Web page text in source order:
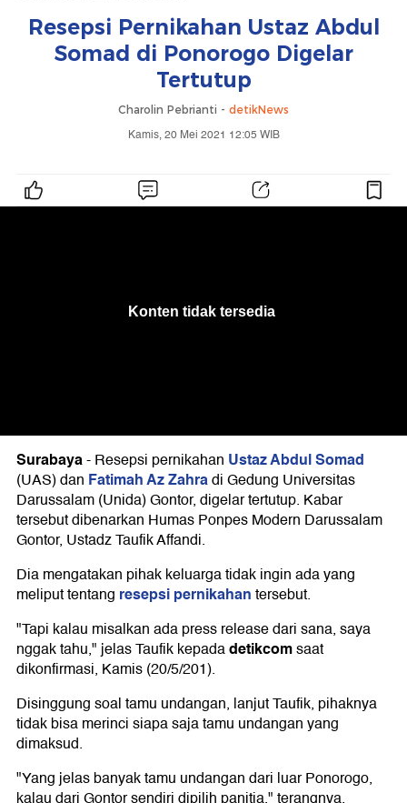
Resepsi Pernikahan Ustaz Abdul
Somad di Ponorogo Digelar
Tertutup
Charolin Pebrianti - detikNews
Kamis, 20 Mei 2021 12:05 WIB
Surabaya-Resepsi pernikahan Ustaz Abdul Somad
(UAS) dan Fatimah Az Zahradi Gedung Universitas
Darussalam (Unida) Gontor, digelar tertutup. Kabar
tersebut dibenarkan Humas Ponpes Modern Darussalam
Gontor, Ustadz Taufik Affandi.
Dia mengatakan pihak keluarga tidak ingin ada yang
meliput tentang resepsi pernikahantersebut.
"Tapi kalau misalkan ada press release dari sana, saya
nggak tahu," jelas Taufik kepadadetikcomsaat
dikonfirmasi, Kamis (20/5/201).
Disinggung soal tamu undangan, lanjut Taufik, pihaknya
tidak bisa merinci siapa saja tamu undangan yang
dimaksud.
"Yang jelas banyak tamu undangan dari luar Ponorogo,